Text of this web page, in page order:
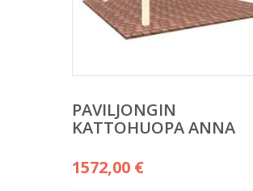
PAVILJONGIN
KATTOHUOPA ANNA
1572,00 €